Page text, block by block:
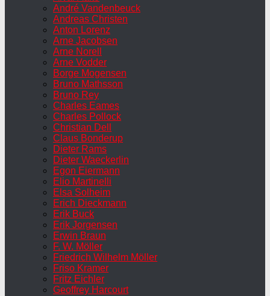
André Vandenbeuck
Andreas Christen
Anton Lorenz
Arne Jacobsen
Arne Norell
Arne Vodder
Borge Mogensen
Bruno Mathsson
Bruno Rey
Charles Eames
Charles Pollock
Christian Dell
Claus Bonderup
Dieter Rams
Dieter Waeckerlin
Egon Eiermann
Elio Martinelli
Elsa Solheim
Erich Dieckmann
Erik Buck
Erik Jorgensen
Erwin Braun
F. W. Möller
Friedrich Wilhelm Möller
Friso Kramer
Fritz Eichler
Geoffrey Harcourt